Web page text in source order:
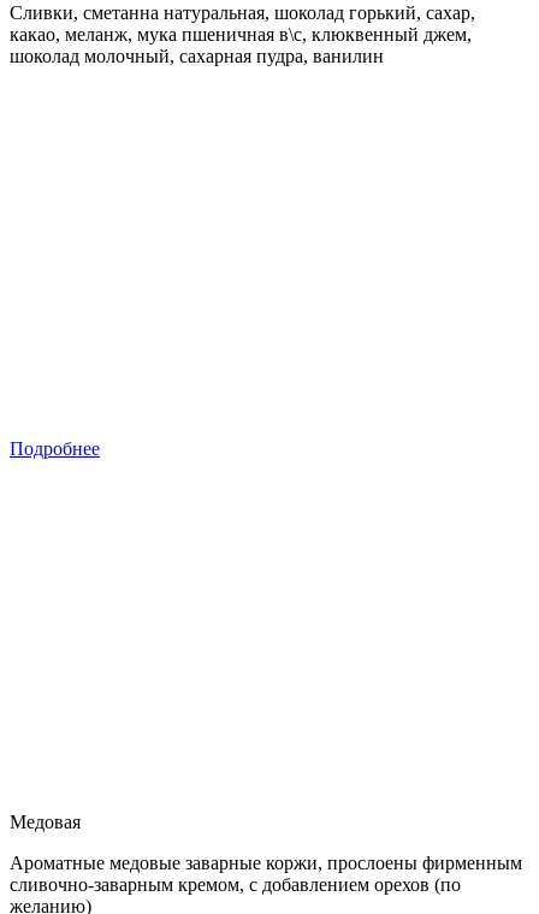
Сливки, сметанна натуральная, шоколад горький, сахар,
какао, меланж, мука пшеничная в\с, клюквенный джем,
шоколад молочный, сахарная пудра, ванилин
Подробнее
Медовая
Ароматные медовые заварные коржи, прослоены фирменным
сливочно-заварным кремом, с добавлением орехов (по
желанию)